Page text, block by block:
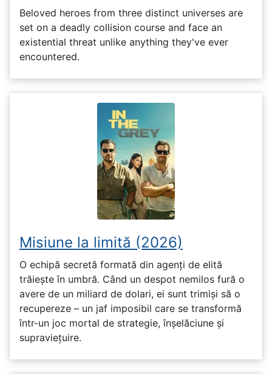
Beloved heroes from three distinct universes are
set on a deadly collision course and face an
existential threat unlike anything they've ever
encountered.
Misiune la limită (2026)
O echipă secretă formată din agenți de elită
trăiește în umbră. Când un despot nemilos fură o
avere de un miliard de dolari, ei sunt trimiși să o
recupereze – un jaf imposibil care se transformă
într-un joc mortal de strategie, înșelăciune și
supraviețuire.